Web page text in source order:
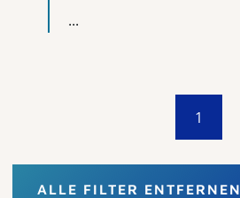
...
1
ALLE FILTER ENTFERNEN